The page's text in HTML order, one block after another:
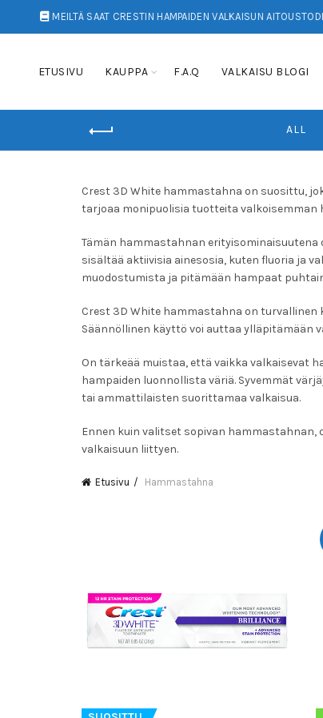
MEILTÄ SAAT CRESTIN HAMPAIDEN VALKAISUN
ETUSIVU KAUPPA F.A.Q VALKAISU BLOGI
ALL
Crest 3D White hammastahna on suosittu,
tarjoaa monipuolisia tuotteita valkoisemman
Tämän hammastahnan
sisältää aktiivisia ainesosia, kuten fluoria ja
muodostumista ja pitämään hampaat
Crest 3D White hammastahna on
Säännöllinen käyttö voi auttaa ylläpitämään
On tärkeää muistaa, että vaikka valkaisevat
hampaiden luonnollista väriä. Syvemmät
tai ammattilaisten suorittamaa valkaisua.
Ennen kuin valitset sopivan
valkaisuun liittyen.
Etusivu Hammastahna